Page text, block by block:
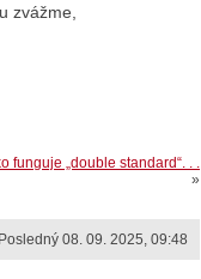
zvážme,
funguje „double standard“. . .
»
Posledný 08. 09. 2025, 09:48